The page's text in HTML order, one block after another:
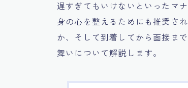
遅すぎてもいけないといったマ
身の心を整えるためにも推奨さ
か、そして到着してから面接ま
舞いについて解説します。